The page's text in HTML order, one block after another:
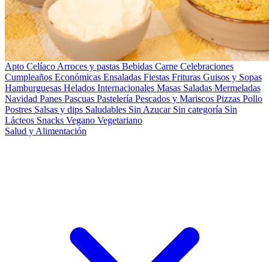
Apto Celíaco Arroces y pastas Bebidas Carne Celebraciones
Cumpleaños Económicas Ensaladas Fiestas Frituras Guisos y Sopas
Hamburguesas Helados Internacionales Masas Saladas Mermeladas
Navidad Panes Pascuas Pastelería Pescados y Mariscos Pizzas Pollo
Postres Salsas y dips Saludables Sin Azucar Sin categoría Sin
Lácteos Snacks Vegano Vegetariano
Salud y Alimentación